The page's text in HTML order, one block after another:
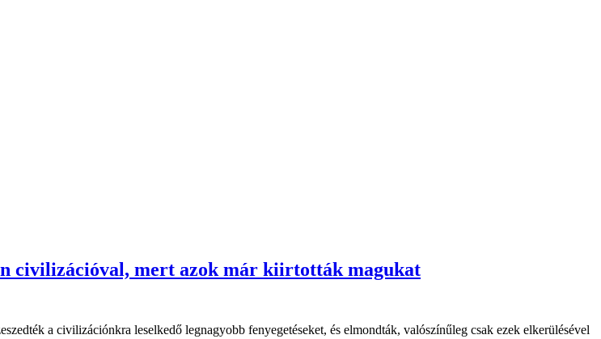
civilizációval, mert azok már kiirtották magukat
a civilizációnkra leselkedő legnagyobb fenyegetéseket, és elmondták, valószínűleg csak ezek elkerülésével